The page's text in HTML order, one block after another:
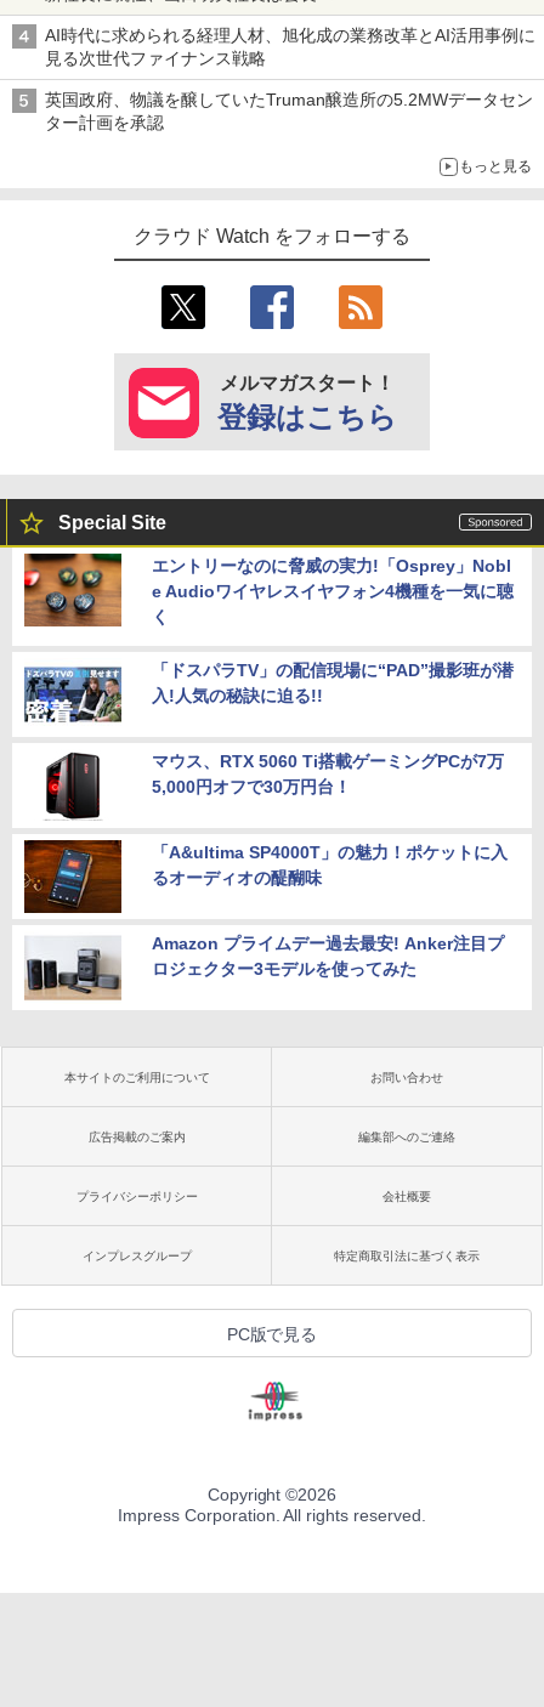
AI時代に求められる経理人材、旭化成の業務改革とAI活用事例に
見る次世代ファイナンス戦略
英国政府、物議を醸していたTruman醸造所の5.2MWデータセン
ター計画を承認
もっと見る
クラウド Watch をフォローする
メルマガスタート！
登録はこちら
Special Site
エントリーなのに脅威の実力!「Osprey」Nobl
e Audioワイヤレスイヤフォン4機種を一気に聴
く
「ドスパラTV」の配信現場に“PAD”撮影班が潜
入!人気の秘訣に迫る!!
マウス、RTX 5060 Ti搭載ゲーミングPCが7万
5,000円オフで30万円台！
「A&ultima SP4000T」の魅力！ポケットに入
るオーディオの醍醐味
Amazon プライムデー過去最安! Anker注目プ
ロジェクター3モデルを使ってみた
本サイトのご利用について お問い合わせ
広告掲載のご案内 編集部へのご連絡
プライバシーポリシー 会社概要
インプレスグループ 特定商取引法に基づく表示
PC版で見る
Copyright ©2026
Impress Corporation. All rights reserved.